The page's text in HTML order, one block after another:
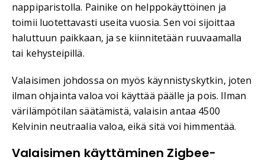
nappiparistolla. Painike on helppokäyttöinen ja
toimii luotettavasti useita vuosia. Sen voi sijoittaa
haluttuun paikkaan, ja se kiinnitetään ruuvaamalla
tai kehysteipillä.
Valaisimen johdossa on myös käynnistyskytkin, joten
ilman ohjainta valoa voi käyttää päälle ja pois. Ilman
värilämpötilan säätämistä, valaisin antaa 4500
Kelvinin neutraalia valoa, eikä sitä voi himmentää.
Valaisimen käyttäminen Zigbee-